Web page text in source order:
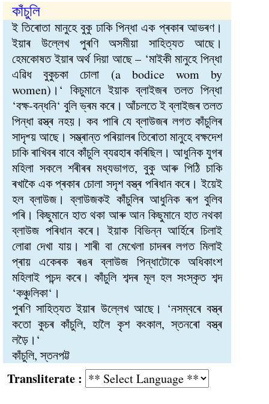
কাঁচুলি
ই তিৰোতা মানুহে বুকু ঢাকি পিন্ধা এক প্ৰকাৰ আভৰণ।
ইয়াৰ উল্লেখ পুৰণি অসমীয়া সাহিত্যত আছে।
হেমকোষত ইয়াৰ অৰ্থ দিয়া আছে – ‘মাইকী মানুহে পিন্ধা
এৱিধ বুকুচকা চোলা (a bodice wom by
women)।‘ কিচুমানে ইয়াক ব্লাইজৰ তলত পিন্ধা
‘বক্ষ-বন্ধনি‘ বুলি ভ্ৰম কৰে। আঁচলতে ই ব্লাইজৰ তলত
পিন্ধা ৱস্ত্ৰ নহয়। কব পাৰি যে ব্লাউজৰ লগত কাঁচুলিৰ
সাদৃশ্য় আছে। সম্ভ্ৰান্ত পৰিয়ালৰ তিৰোতা মানুহে বক্ষদেশ
চাকি ৰাখিবৰ বাবে কাঁচুলি ব্যৱহাৰ কৰিছিল। আধুনিক যুগৰ
মহিলা সকলে শৰীৰৰ মধ্যভাগত, বুকু আৰু পিঠি চাকি
ৰখাকৈ এক প্ৰকাৰ চোলা সদৃশ বস্ত্ৰ পৰিধান কৰে। ইয়েই
হল ব্লাউজ। ব্লাউজকই কাঁচুলিৰ আধুনিক ৰূপ বুলিব
পৰি। কিছুমানে হাত থকা আৰু আন কিছুমানে হাত নথকা
ব্লাউজ পৰিধান কৰে। ইয়াক বিভিন্ন আৰ্হিৰে চিলাই
লোৱা দেখা যায়। শাৰী বা মেখেলা চাদৰৰ লগত মিলাই
প্ৰায় একেৰক ৰঙৰ ব্লাউজ পিন্ধাটোকে অধিকাংশ
মহিলাই পচন্দ কৰে। কাঁচুলি শব্দৰ মূল হল সংস্কৃত শব্দ
‘কঞ্চুলিকা‘।
পুৰণি সাহিত্যত ইয়াৰ উল্লেখ আছে। ‘নসম্বৰে বস্ত্ৰ
কতো কুচৰ কাঁচুলি, হালৈ কৃশ কংকাল, স্তনৰো বস্ত্ৰ
লড়ৈ।‘
কাঁচুলি, স্তনপট্ট
: